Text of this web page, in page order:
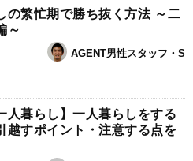
の繁忙期で勝ち抜く方法 ～二
～
AGENT男性スタッフ・S
人暮らし】一人暮らしをする
越すポイント・注意する点を